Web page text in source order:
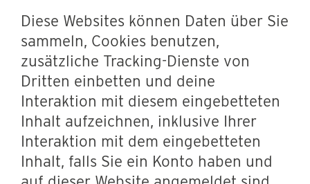
Diese Websites können Daten über Sie
sammeln, Cookies benutzen,
zusätzliche Tracking-Dienste von
Dritten einbetten und deine
Interaktion mit diesem eingebetteten
Inhalt aufzeichnen, inklusive Ihrer
Interaktion mit dem eingebetteten
Inhalt, falls Sie ein Konto haben und